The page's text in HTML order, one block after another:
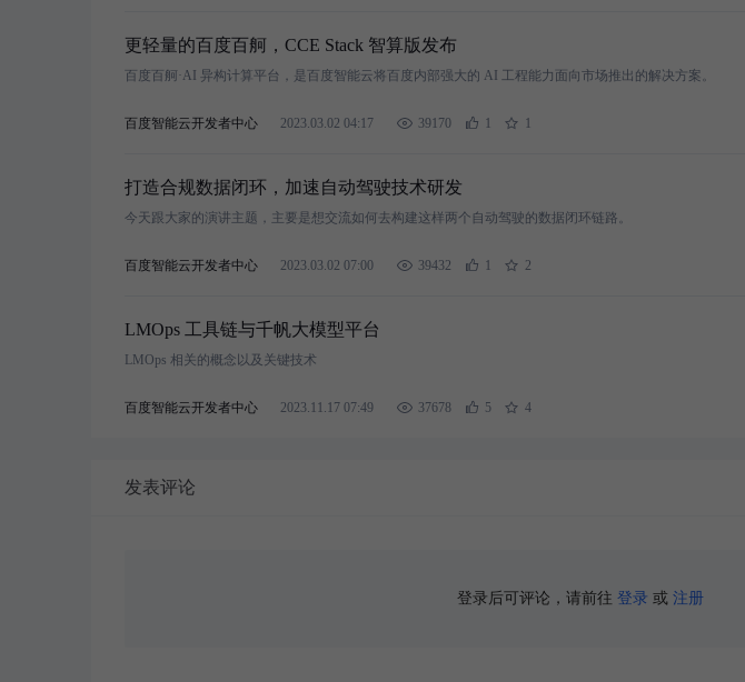
更轻量的百度百舸，CCE Stack 智算版发布
百度百舸·AI 异构计算平台，是百度智能云将百度内部强大的 AI 工程能力面向市场推出的解决方案。
百度智能云开发者中心 2023.03.02 04:17 39170 1 1
打造合规数据闭环，加速自动驾驶技术研发
今天跟大家的演讲主题，主要是想交流如何去构建这样两个自动驾驶的数据闭环链路。
百度智能云开发者中心 2023.03.02 07:00 39432 1 2
LMOps 工具链与千帆大模型平台
LMOps 相关的概念以及关键技术
百度智能云开发者中心 2023.11.17 07:49 37678 5 4
发表评论
登录后可评论，请前往 登录 或 注册